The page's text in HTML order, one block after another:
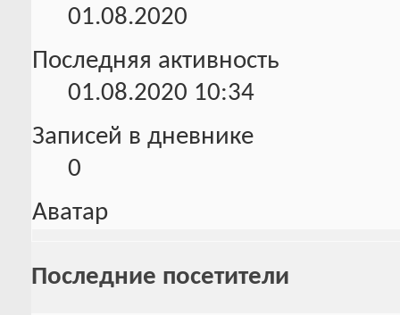
01.08.2020
Последняя активность
01.08.2020 10:34
Записей в дневнике
0
Аватар
Последние посетители